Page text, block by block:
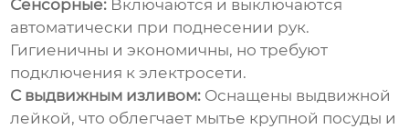
Сенсорные: Включаются и выключаются
автоматически при поднесении рук.
Гигиеничны и экономичны, но требуют
подключения к электросети.
С выдвижным изливом: Оснащены выдвижной
лейкой, что облегчает мытье крупной посуды и